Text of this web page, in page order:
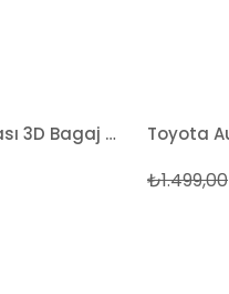
Toyota Auris 2013 Sonrası 3D Bagaj Havuzu Rizline
₺1.499,00